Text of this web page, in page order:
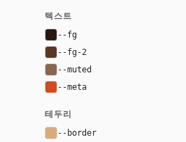
텍스트
--fg
--fg-2
--muted
--meta
테두리
--border